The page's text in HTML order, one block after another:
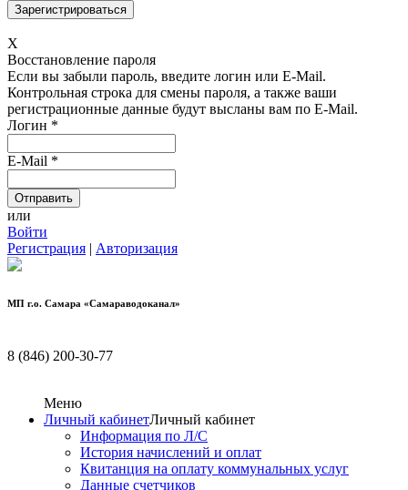
X
Восстановление пароля
Если вы забыли пароль, введите логин или E-Mail.
Контрольная строка для смены пароля, а также ваши
регистрационные данные будут высланы вам по E-Mail.
Логин *
E-Mail *
или
Войти
Регистрация | Авторизация
МП г.о. Самара «Самараводоканал»
8 (846) 200-30-77
Меню
Личный кабинетЛичный кабинет
Информация по Л/С
История начислений и оплат
Квитанция на оплату коммунальных услуг
Данные счетчиков